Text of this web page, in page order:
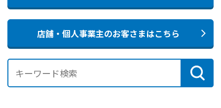
店舗・個人事業主のお客さまはこちら